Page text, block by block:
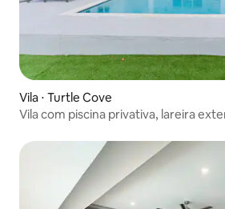
Vila ⋅ Turtle Cove
Vila com piscina privativa, lareira